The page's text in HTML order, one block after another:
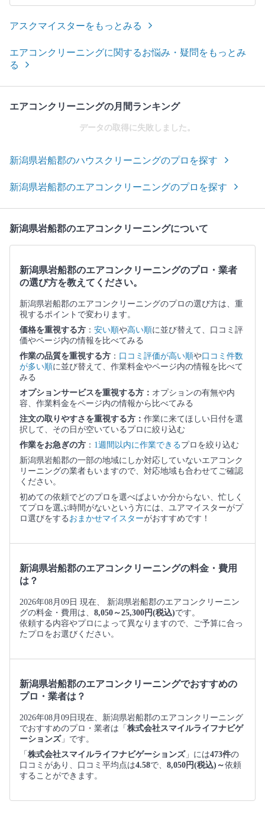
アスクマイスターをもっとみる
エアコンクリーニングに関するお悩み・疑問をもっとみ
る
エアコンクリーニングの月間ランキング
データの取得に失敗しました。
新潟県岩船郡のハウスクリーニングのプロを探す
新潟県岩船郡のエアコンクリーニングのプロを探す
新潟県岩船郡のエアコンクリーニングについて
新潟県岩船郡のエアコンクリーニングのプロ・業者
の選び方を教えてください。
新潟県岩船郡のエアコンクリーニングのプロの選び方は、重
視するポイントで変わります。
価格を重視する方 ： 安い順や高い順に並び替えて、口コミ評
価やページ内の情報を比べてみる
作業の品質を重視する方 ： 口コミ評価が高い順や口コミ件数
が多い順に並び替えて、作業料金やページ内の情報を比べて
みる
オプションサービスを重視する方： オプションの有無や内
容、作業料金をページ内の情報から比べてみる
注文の取りやすさを重視する方： 作業に来てほしい日付を選
択して、その日が空いているプロに絞り込む
作業をお急ぎの方 ： 1週間以内に作業できるプロを絞り込む
新潟県岩船郡の一部の地域にしか対応していないエアコンク
リーニングの業者もいますので、対応地域も合わせてご確認
ください。
初めての依頼でどのプロを選べばよいか分からない、忙しく
てプロを選ぶ時間がないという方には、ユアマイスターがプ
ロ選びをする おまかせマイスターがおすすめです！
新潟県岩船郡のエアコンクリーニングの料金・費用
は？
2026年08月09日 現在、 新潟県岩船郡のエアコンクリーニン
グの料金・費用は、 8,050～25,300円(税込)です。
依頼する内容やプロによって異なりますので、ご予算に合っ
たプロをお選びください。
新潟県岩船郡のエアコンクリーニングでおすすめの
プロ・業者は？
2026年08月09日現在、新潟県岩船郡のエアコンクリーニング
でおすすめのプロ・業者は「 株式会社スマイルライフナビゲ
ーションズ」です。
「 株式会社スマイルライフナビゲーションズ」には473件の
口コミがあり、口コミ平均点は4.58で、 8,050円(税込)～依頼
することができます。